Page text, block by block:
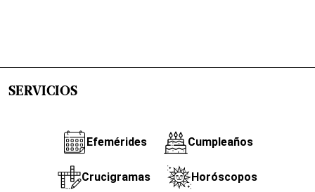
SERVICIOS
Efemérides Cumpleaños
Crucigramas Horóscopos